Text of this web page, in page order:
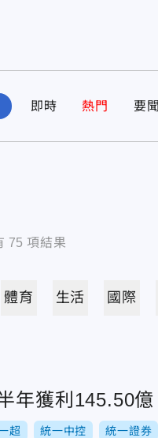
即時 熱門 要聞
75 項結果
體育 生活 國際
年獲利145.50
超 統一中控 統一證券